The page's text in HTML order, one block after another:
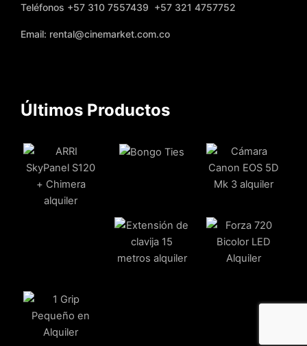
Teléfonos +57 310 7557439 +57 321 4757752
Email: rental@cinemarket.com.co
Últimos Productos